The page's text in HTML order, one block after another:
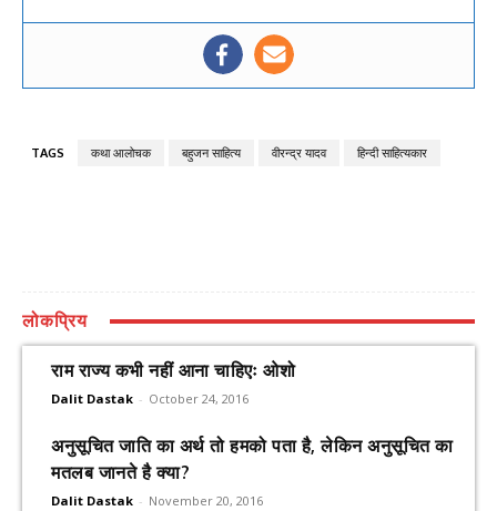
TAGS कथा आलोचक बहुजन साहित्य वीरन्द्र यादव हिन्दी साहित्यकार
लोकप्रिय
राम राज्य कभी नहीं आना चाहिएः ओशो
Dalit Dastak - October 24, 2016
अनुसूचित जाति का अर्थ तो हमको पता है, लेकिन अनुसूचित का
मतलब जानते है क्या?
Dalit Dastak - November 20, 2016